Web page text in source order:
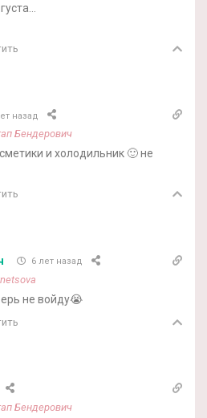
назад
Бендерович
и холодильник 🙂 не
6 лет назад
не войду😭
Бендерович